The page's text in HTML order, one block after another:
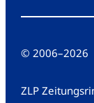
© 2006–2026
ZLP